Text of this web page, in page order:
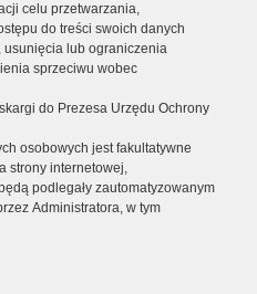
celu przetwarzania,
do treści swoich danych
usunięcia lub ograniczenia
sprzeciwu wobec
do Prezesa Urzędu Ochrony
osobowych jest fakultatywne
strony internetowej,
podlegały zautomatyzowanym
Administratora, w tym